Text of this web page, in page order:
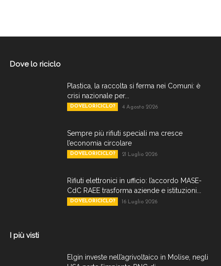
Dove lo riciclo
Plastica, la raccolta si ferma nei Comuni: è
crisi nazionale per...
DOVELORICICLO? 4 Agosto 2026
Sempre più rifiuti speciali ma cresce
l’economia circolare
DOVELORICICLO? 21 Luglio 2026
Rifiuti elettronici in ufficio: l’accordo MASE-
CdC RAEE trasforma aziende e istituzioni...
DOVELORICICLO? 16 Luglio 2026
I più visti
Elgin investe nell’agrivoltaico in Molise, negli